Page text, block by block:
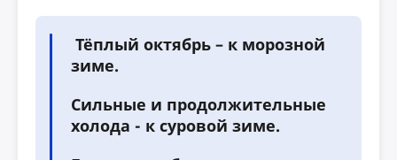
Тёплый октябрь – к морозной
зиме.
Сильные и продолжительные
холода - к суровой зиме.